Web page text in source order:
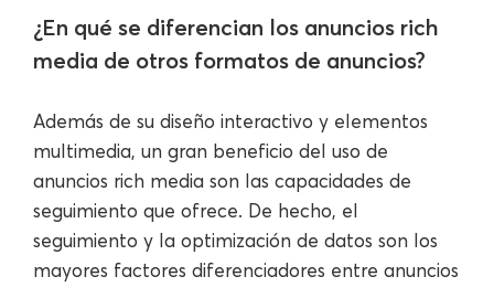
¿En qué se diferencian los anuncios rich
media de otros formatos de anuncios?
Además de su diseño interactivo y elementos
multimedia, un gran beneficio del uso de
anuncios rich media son las capacidades de
seguimiento que ofrece. De hecho, el
seguimiento y la optimización de datos son los
mayores factores diferenciadores entre anuncios